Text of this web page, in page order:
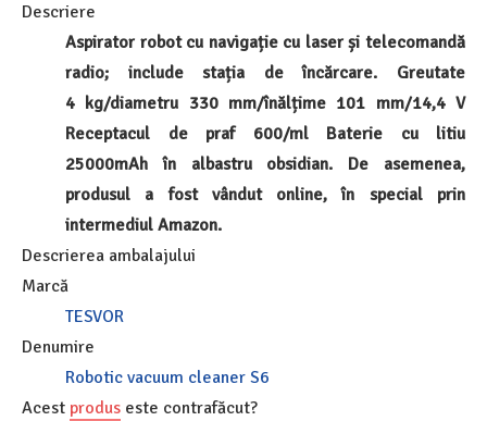
Descriere
Aspirator robot cu navigație cu laser și telecomandă
radio; include stația de încărcare. Greutate
4 kg/diametru 330 mm/înălțime 101 mm/14,4 V
Receptacul de praf 600/ml Baterie cu litiu
25000mAh în albastru obsidian. De asemenea,
produsul a fost vândut online, în special prin
intermediul Amazon.
Descrierea ambalajului
Marcă
TESVOR
Denumire
Robotic vacuum cleaner S6
Acest produs este contrafăcut?